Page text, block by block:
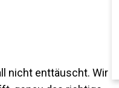
nicht enttäuscht. Wir